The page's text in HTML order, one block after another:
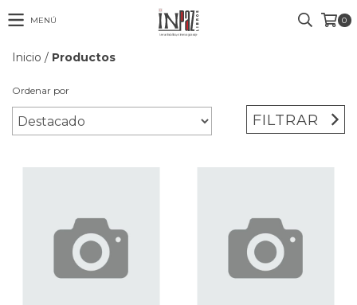
MENÚ 0
Inicio / Productos
Ordenar por
FILTRAR